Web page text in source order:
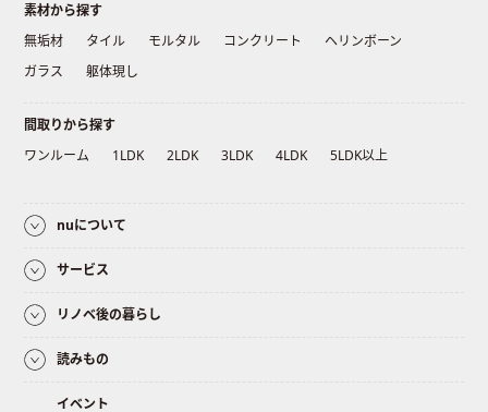
素材から探す
無垢材
タイル モルタル コンクリート
ヘリンボーン
ガラス
躯体現し
間取りから探す
ワンルーム
1LDK 2LDK 3LDK 4LDK 5LDK以上
nuについて
サービス
リノベ後の暮らし
読みもの
イベント